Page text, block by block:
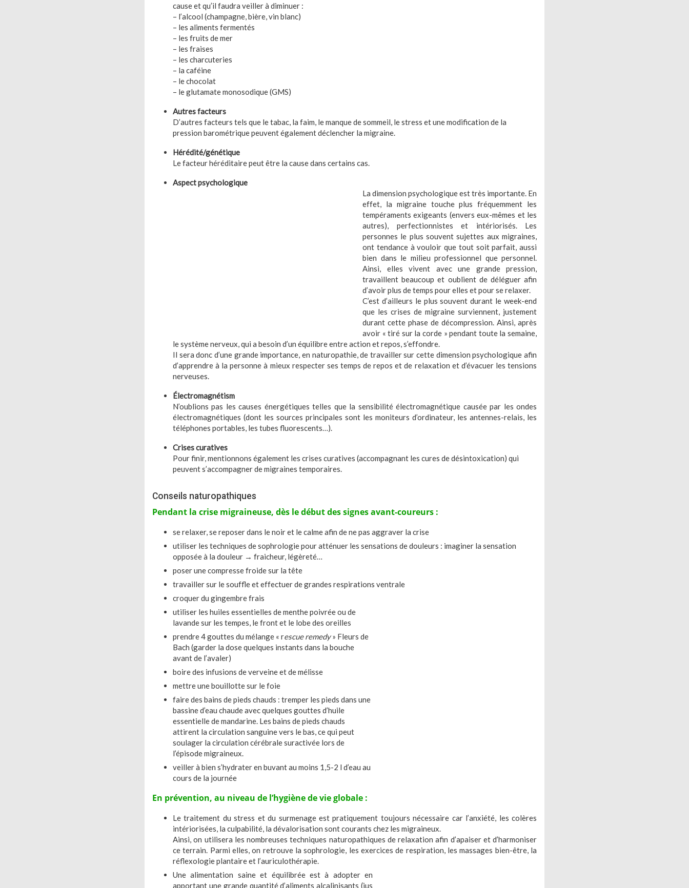
cause et qu’il faudra veiller à diminuer :
– l’alcool (champagne, bière, vin blanc)
– les aliments fermentés
– les fruits de mer
– les fraises
– les charcuteries
– la caféine
– le chocolat
– le glutamate monosodique (GMS)
Autres facteurs
D’autres facteurs tels que le tabac, la faim, le manque de sommeil, le stress et une modification de la
pression barométrique peuvent également déclencher la migraine.
Hérédité/génétique
Le facteur héréditaire peut être la cause dans certains cas.
Aspect psychologique
La dimension psychologique est très importante. En
effet, la migraine touche plus fréquemment les
tempéraments exigeants (envers eux-mêmes et les
autres), perfectionnistes et intériorisés. Les
personnes le plus souvent sujettes aux migraines,
ont tendance à vouloir que tout soit parfait, aussi
bien dans le milieu professionnel que personnel.
Ainsi, elles vivent avec une grande pression,
travaillent beaucoup et oublient de déléguer afin
d’avoir plus de temps pour elles et pour se relaxer.
C’est d’ailleurs le plus souvent durant le week-end
que les crises de migraine surviennent, justement
durant cette phase de décompression. Ainsi, après
avoir « tiré sur la corde » pendant toute la semaine,
le système nerveux, qui a besoin d’un équilibre entre action et repos, s’effondre.
Il sera donc d’une grande importance, en naturopathie, de travailler sur cette dimension psychologique afin
d’apprendre à la personne à mieux respecter ses temps de repos et de relaxation et d’évacuer les tensions
nerveuses.
Électromagnétism
N’oublions pas les causes énergétiques telles que la sensibilité électromagnétique causée par les ondes
électromagnétiques (dont les sources principales sont les moniteurs d’ordinateur, les antennes-relais, les
téléphones portables, les tubes fluorescents…).
Crises curatives
Pour finir, mentionnons également les crises curatives (accompagnant les cures de désintoxication) qui
peuvent s’accompagner de migraines temporaires.
Conseils naturopathiques
Pendant la crise migraineuse, dès le début des signes avant-coureurs :
se relaxer, se reposer dans le noir et le calme afin de ne pas aggraver la crise
utiliser les techniques de sophrologie pour atténuer les sensations de douleurs : imaginer la sensation
opposée à la douleur → fraicheur, légèreté…
poser une compresse froide sur la tête
travailler sur le souffle et effectuer de grandes respirations ventrale
croquer du gingembre frais
utiliser les huiles essentielles de menthe poivrée ou de
lavande sur les tempes, le front et le lobe des oreilles
prendre 4 gouttes du mélange « rescue remedy» Fleurs de
Bach (garder la dose quelques instants dans la bouche
avant de l’avaler)
boire des infusions de verveine et de mélisse
mettre une bouillotte sur le foie
faire des bains de pieds chauds : tremper les pieds dans une
bassine d’eau chaude avec quelques gouttes d’huile
essentielle de mandarine. Les bains de pieds chauds
attirent la circulation sanguine vers le bas, ce qui peut
soulager la circulation cérébrale suractivée lors de
l’épisode migraineux.
veiller à bien s’hydrater en buvant au moins 1,5-2 l d’eau au
cours de la journée
En prévention, au niveau de l’hygiène de vie globale :
Le traitement du stress et du surmenage est pratiquement toujours nécessaire car l’anxiété, les colères
intériorisées, la culpabilité, la dévalorisation sont courants chez les migraineux.
Ainsi, on utilisera les nombreuses techniques naturopathiques de relaxation afin d’apaiser et d’harmoniser
ce terrain. Parmi elles, on retrouve la sophrologie, les exercices de respiration, les massages bien-être, la
réflexologie plantaire et l’auriculothérapie.
Une alimentation saine et équilibrée est à adopter en
apportant une grande quantité d’aliments alcalinisants (jus